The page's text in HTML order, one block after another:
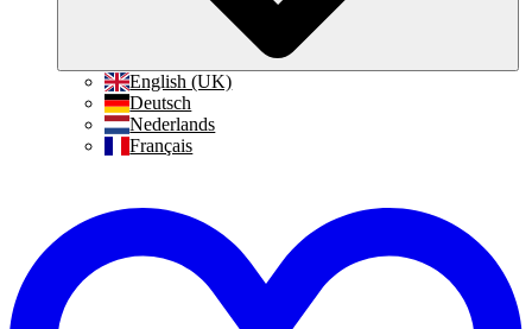
English (UK)
Deutsch
Nederlands
Français